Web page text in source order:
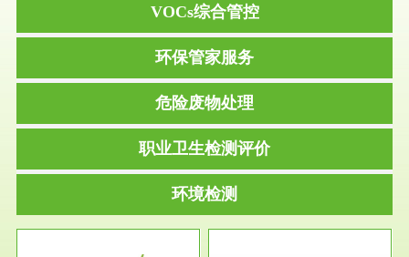
VOCs综合管控
环保管家服务
危险废物处理
职业卫生检测评价
环境检测